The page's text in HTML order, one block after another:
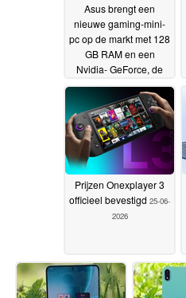
Asus brengt een
nieuwe gaming-mini-
pc op de markt met 128
GB RAM en een
Nvidia- GeForce, de
RTX 509027-06-2026
Prijzen Onexplayer 3
officieel bevestigd 25-06-
2026